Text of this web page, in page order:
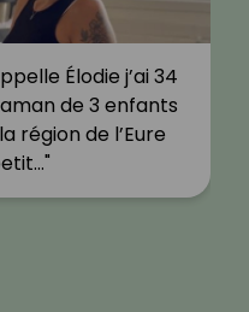
Élodie j’ai 34
de 3 enfants
région de l’Eure